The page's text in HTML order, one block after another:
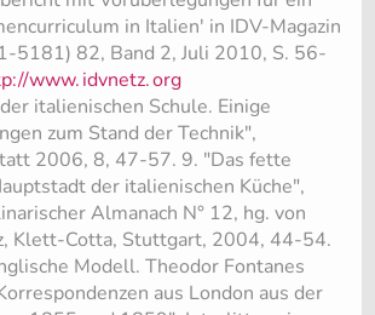
in Italien' in IDV-Magazin
5181) 82, Band 2, Juli 2010, S. 56-
www.idvnetz.org
italienischen Schule. Einige
zum Stand der Technik",
2006, 8, 47-57. 9. "Das fette
der italienischen Küche",
Almanach N° 12, hg. von
Klett-Cotta, Stuttgart, 2004, 44-54.
Modell. Theodor Fontanes
aus London aus der